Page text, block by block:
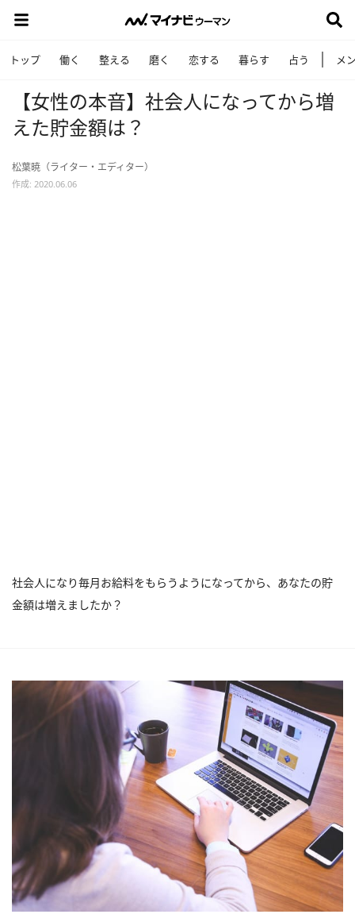
トップ 働く 整える 磨く 恋する 暮らす 占う メ
【女性の本音】社会人になってから増
えた貯金額は？
松葉暁（ライター・エディター）
作成: 2020.06.06
社会人になり毎月お給料をもらうようになってから、あなたの貯
金額は増えましたか？